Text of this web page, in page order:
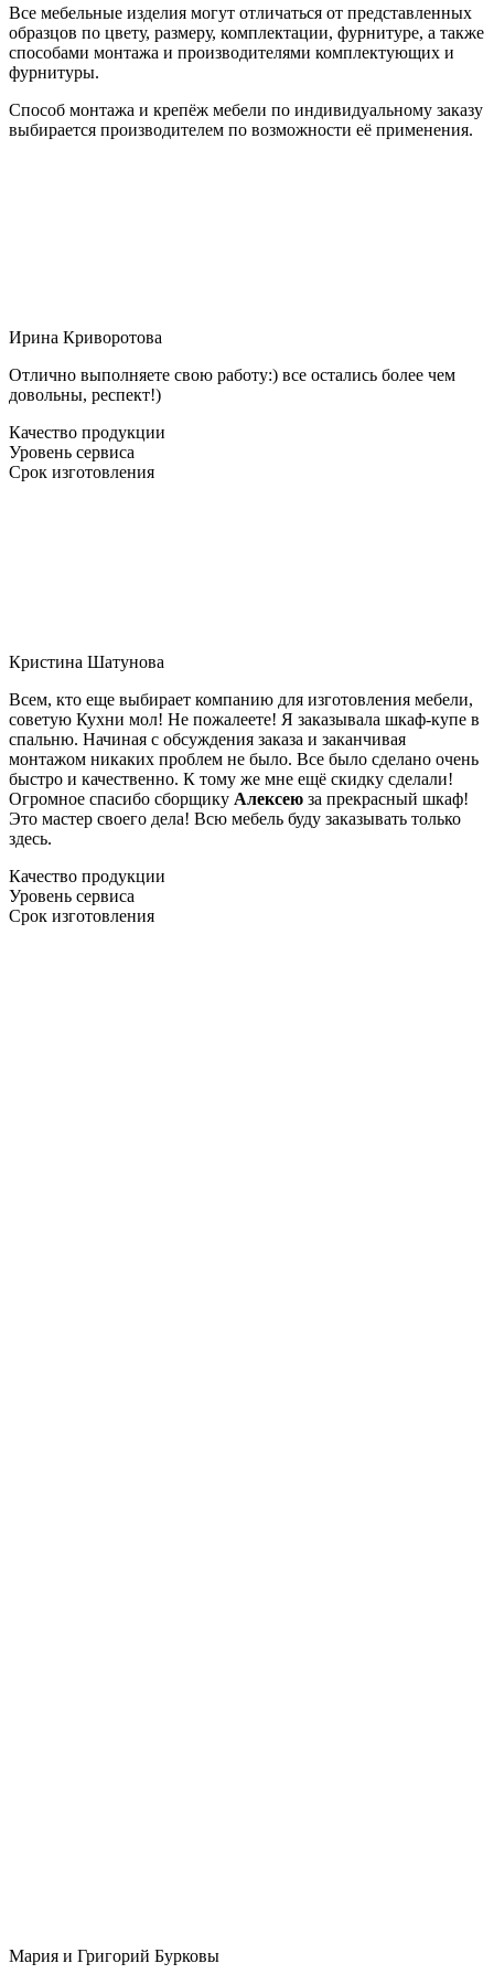
Все мебельные изделия могут отличаться от представленных
образцов по цвету, размеру, комплектации, фурнитуре, а также
способами монтажа и производителями комплектующих и
фурнитуры.
Способ монтажа и крепёж мебели по индивидуальному заказу
выбирается производителем по возможности её применения.
Ирина Криворотова
Отлично выполняете свою работу:) все остались более чем
довольны, респект!)
Качество продукции
Уровень сервиса
Срок изготовления
Кристина Шатунова
Всем, кто еще выбирает компанию для изготовления мебели,
советую Кухни мол! Не пожалеете! Я заказывала шкаф-купе в
спальню. Начиная с обсуждения заказа и заканчивая
монтажом никаких проблем не было. Все было сделано очень
быстро и качественно. К тому же мне ещё скидку сделали!
Огромное спасибо сборщику Алексею за прекрасный шкаф!
Это мастер своего дела! Всю мебель буду заказывать только
здесь.
Качество продукции
Уровень сервиса
Срок изготовления
Мария и Григорий Бурковы